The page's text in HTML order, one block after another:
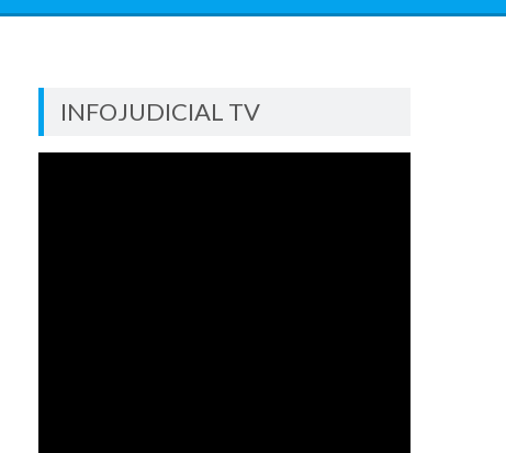
INFOJUDICIAL TV